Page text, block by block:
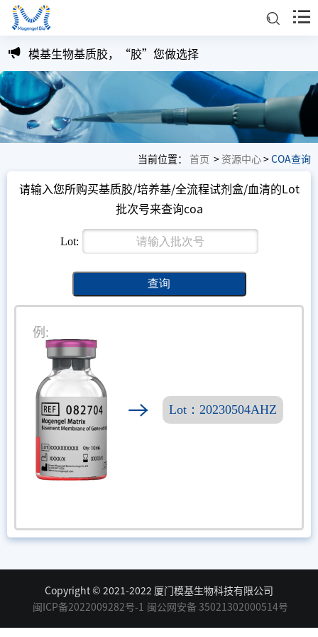
模基生物基质胶，“胶”您做选择
当前位置： 首页 >资源中心>COA查询
请输入您所购买基质胶/培养基/全流程试剂盒/血清的Lot
批次号来查询coa
Lot:
查询
例:
Lot：20230504AHZ
Copyright © 2021-2022 厦门模基生物科技有限公司
闽ICP备2022009282号-1 闽公网安备 35021302000514号